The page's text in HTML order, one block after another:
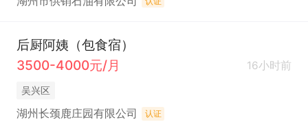
后厨阿姨（包食宿）
3500-4000元/月
16小时前
吴兴区
湖州长颈鹿庄园有限公司 认证